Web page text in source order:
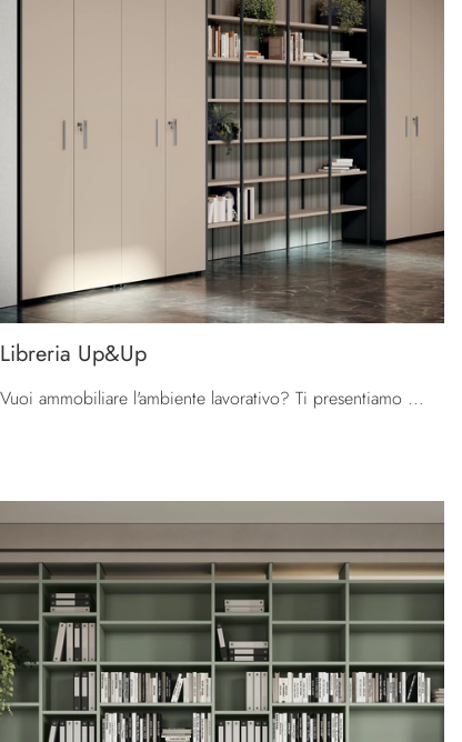
Libreria Up&Up
Vuoi ammobiliare l'ambiente lavorativo? Ti presentiamo diverse proposte di librerie per ufficio in metallo, come il modello Libreria Up&Up di ...